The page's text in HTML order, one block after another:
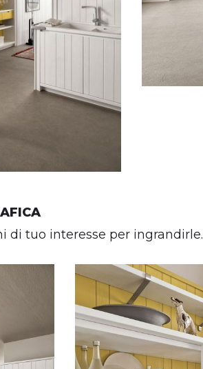
di tuo interesse per ingrandirle.